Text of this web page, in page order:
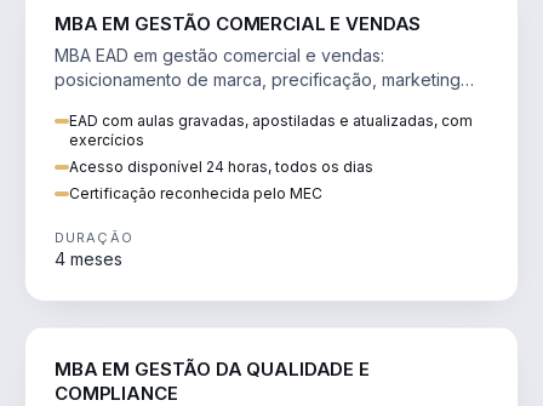
MBA EM GESTÃO COMERCIAL E VENDAS
MBA EAD em gestão comercial e vendas:
posicionamento de marca, precificação, marketing
EAD com aulas gravadas, apostiladas e atualizadas, com
exercícios
Acesso disponível 24 horas, todos os dias
Certificação reconhecida pelo MEC
DURAÇÃO
4 meses
MBA EM GESTÃO DA QUALIDADE E
COMPLIANCE